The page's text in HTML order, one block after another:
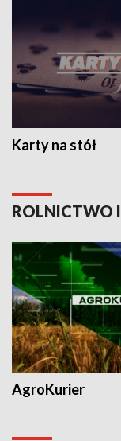
Karty na stół
ROLNICTWO
AgroKurier